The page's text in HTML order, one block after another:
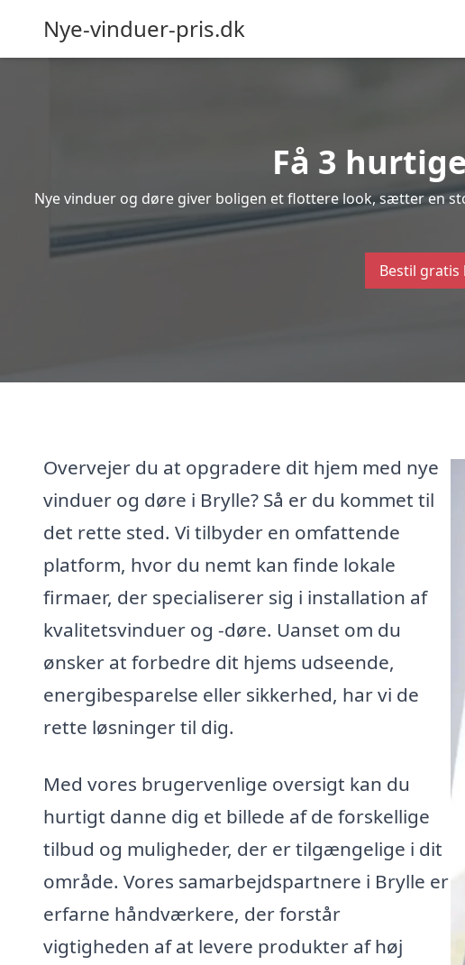
Nye-vinduer-pris.dk
Få 3
Nye vinduer og døre giver boligen et flottere look, sætter en
Bestil gratis
Overvejer du at opgradere dit hjem med nye
vinduer og døre i Brylle? Så er du kommet til
det rette sted. Vi tilbyder en omfattende
platform, hvor du nemt kan finde lokale
firmaer, der specialiserer sig i installation af
kvalitetsvinduer og -døre. Uanset om du
ønsker at forbedre dit hjems udseende,
energibesparelse eller sikkerhed, har vi de
rette løsninger til dig.
Med vores brugervenlige oversigt kan du
hurtigt danne dig et billede af de forskellige
tilbud og muligheder, der er tilgængelige i dit
område. Vores samarbejdspartnere i Brylle er
erfarne håndværkere, der forstår
vigtigheden af at levere produkter af høj